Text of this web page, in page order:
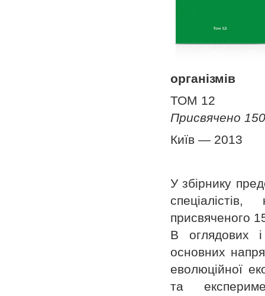
організмів
ТОМ 12
Присвячено
Київ — 2013
У збірнику
присвяченого
В оглядових
основних
еволюційної
та